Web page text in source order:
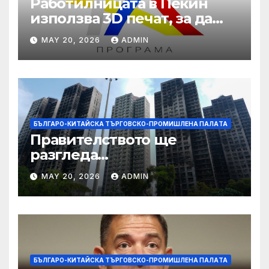
използва 3D печат, за да
даде възможност на
работниците с увреждания
MAY 20, 2026 ADMIN
БЪЛГАРО-КИТАЙСКА ТЪРГОВСКО-ПРОМИШЛЕНА ПАЛAТА
Правителството ще
разгледа
застрахователните
претенции на Wang Fuk
Court по план за обратно
изкупуване: Хоп
MAY 20, 2026 ADMIN
БЪЛГАРО-КИТАЙСКА ТЪРГОВСКО-ПРОМИШЛЕНА ПАЛAТА